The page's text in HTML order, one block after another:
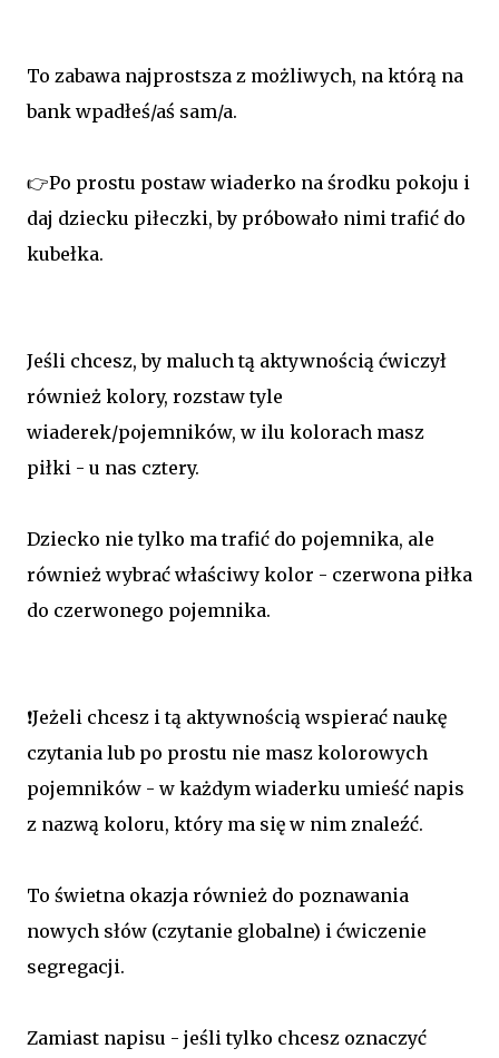
To zabawa najprostsza z możliwych, na którą na
bank wpadłeś/aś sam/a.
👉Po prostu postaw wiaderko na środku pokoju i
daj dziecku piłeczki, by próbowało nimi trafić do
kubełka.
Jeśli chcesz, by maluch tą aktywnością ćwiczył
również kolory, rozstaw tyle
wiaderek/pojemników, w ilu kolorach masz
piłki - u nas cztery.
Dziecko nie tylko ma trafić do pojemnika, ale
również wybrać właściwy kolor - czerwona piłka
do czerwonego pojemnika.
❗Jeżeli chcesz i tą aktywnością wspierać naukę
czytania lub po prostu nie masz kolorowych
pojemników - w każdym wiaderku umieść napis
z nazwą koloru, który ma się w nim znaleźć.
To świetna okazja również do poznawania
nowych słów (czytanie globalne) i ćwiczenie
segregacji.
Zamiast napisu - jeśli tylko chcesz oznaczyć